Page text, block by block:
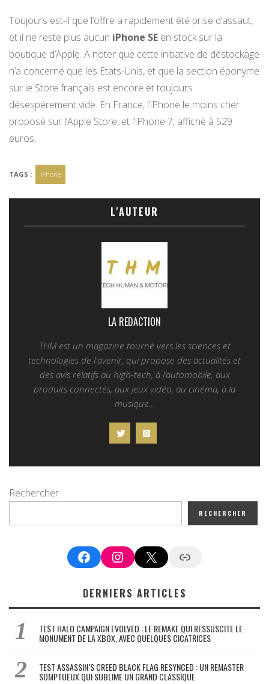
Toujours est-il que l’offre a rapidement été prise d’assaut,
et il ne reste plus aucun iPhone SE en stock sur la
boutique d’Apple. A noter que cette initiative de déstockage
n’a concerné que les Etats-Unis, et que la section éponyme
sur le Store français est encore et toujours
désespérement vide. En France, l’iPhone le moins cher
proposé sur l’Apple Store, et l’iPhone 7, affiché à 529
euros.
TAGS : iPhone
L'AUTEUR
LA REDACTION
THM est un magazine tourné vers les sciences et
technologies de l'avenir, qui propose des actualités et
des avis relatifs au high-tech, à l’automobile, aux
produits connectés, aux jeux vidéo, au cinéma, à la
musique...
Rechercher
RECHERCHER
FacebookInstagram
X Google News
DERNIERS ARTICLES
TEST HALO CAMPAIGN EVOLVED : LE REMAKE QUI RESSUSCITE LE
MONUMENT DE LA XBOX, AVEC QUELQUES CICATRICES
TEST ASSASSIN’S CREED BLACK FLAG RESYNCED : UN REMASTER
SOMPTUEUX QUI SUBLIME UN GRAND CLASSIQUE